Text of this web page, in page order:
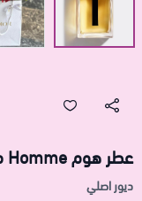
عطر هوم Homme مع تنسيق ورد
ديور اصلي